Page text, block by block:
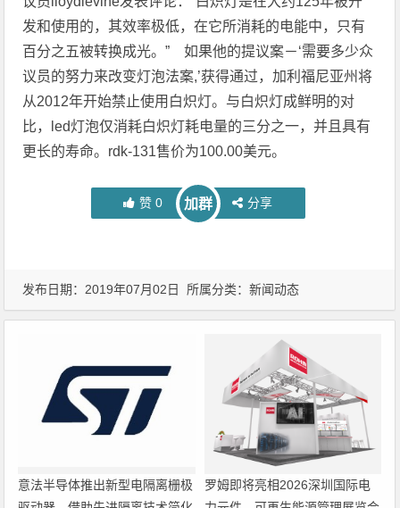
发和使用的，其效率极低，在它所消耗的电能中，只有
百分之五被转换成光。” 如果他的提议案－‘需要多少众
议员的努力来改变灯泡法案,’获得通过，加利福尼亚州将
从2012年开始禁止使用白炽灯。与白炽灯成鲜明的对
比，led灯泡仅消耗白炽灯耗电量的三分之一，并且具有
更长的寿命。rdk-131售价为100.00美元。
赞 0 加群 分享
发布日期：2019年07月02日 所属分类：新闻动态
意法半导体推出新型电隔离栅极
罗姆即将亮相2026深圳国际电